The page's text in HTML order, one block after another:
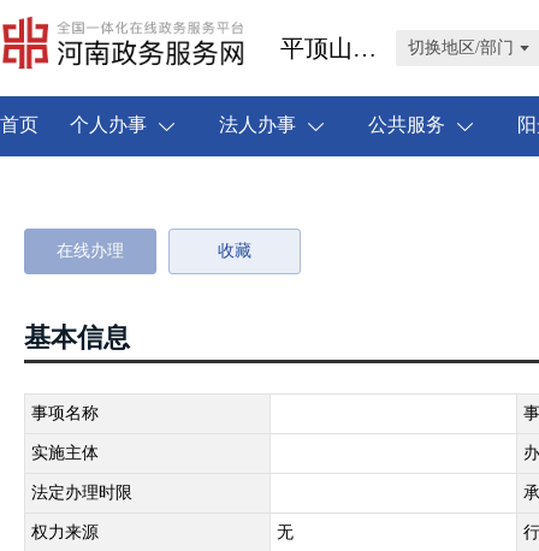
平顶山市叶县 切换地区/部门
首页 个人办事 法人办事 公共服务
在线办理 收藏
基本信息
事项名称
实施主体
法定办理时限
权力来源 无